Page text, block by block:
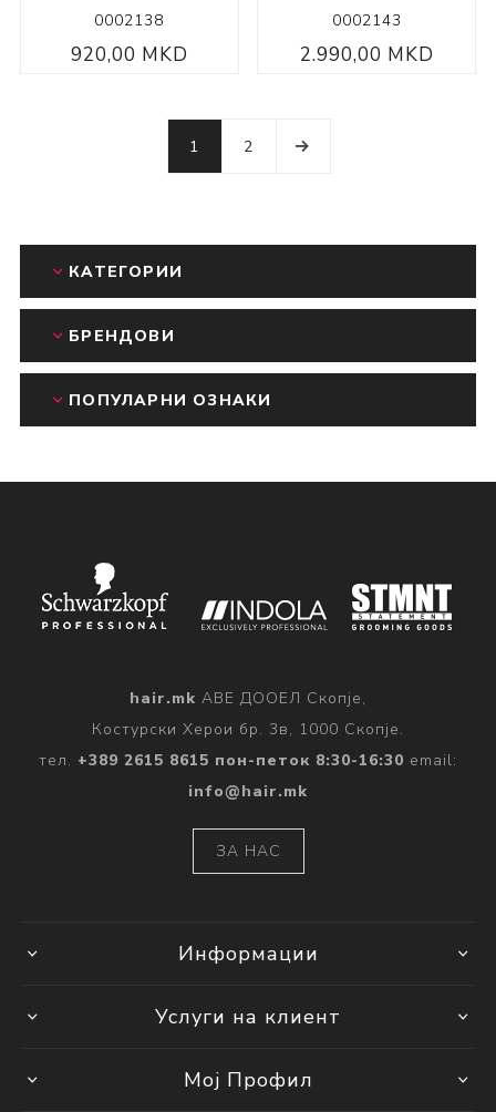
0002138
920,00 MKD
0002143
2.990,00 MKD
1 2
КАТЕГОРИИ
БРЕНДОВИ
ПОПУЛАРНИ ОЗНАКИ
hair.mk АВЕ ДООЕЛ Скопје,
Костурски Херои бр. 3в, 1000 Скопје.
тел. +389 2615 8615 пон-петок 8:30-16:30 email:
info@hair.mk
ЗА НАС
Информации
Услуги на клиент
Мој Профил